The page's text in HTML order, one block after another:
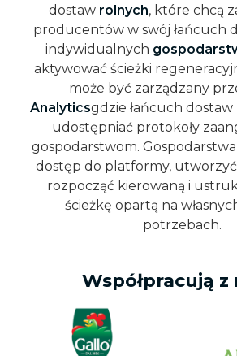
dostaw rolnych, które chcą
producentów w swój łańcuch
indywidualnych
aktywować ścieżki
może być zarządzany
Analyticsgdzie łańcuch
udostępniać protokoły
gospodarstwom.
dostęp do platformy, utworzyć
rozpocząć kierowaną i
ścieżkę opartą na
potrzebach.
Współpracują z